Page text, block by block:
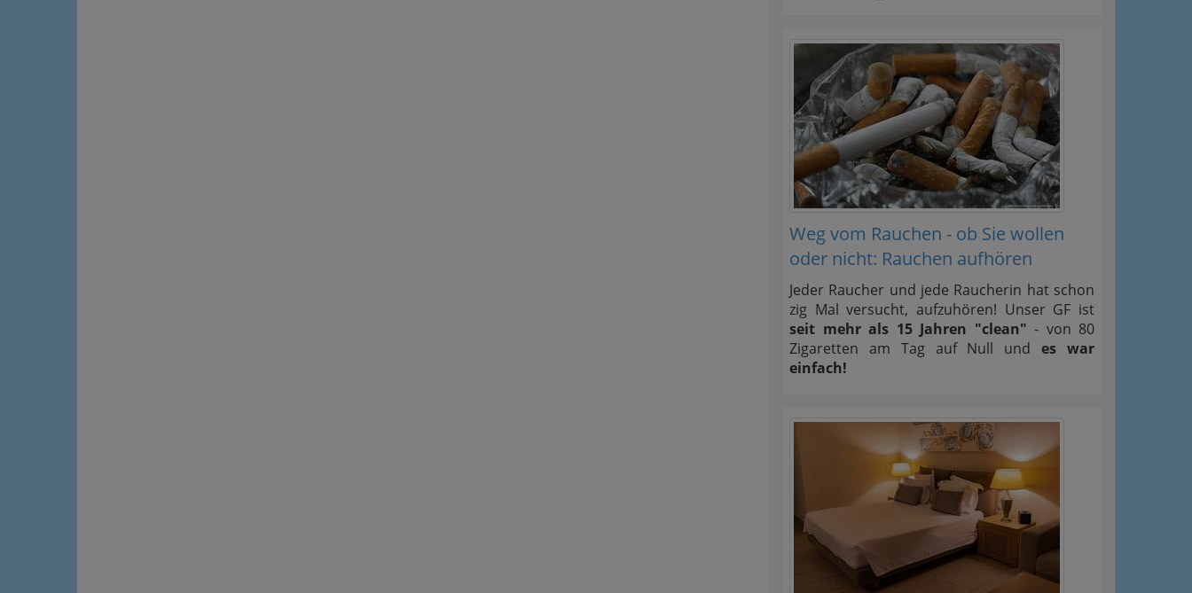
Weg vom Rauchen - ob Sie wollen
oder nicht: Rauchen aufhören
Jeder Raucher und jede Raucherin hat schon
zig Mal versucht, aufzuhören! Unser GF ist
seit mehr als 15 Jahren "clean" - von 80
Zigaretten am Tag auf Null undes war
einfach!